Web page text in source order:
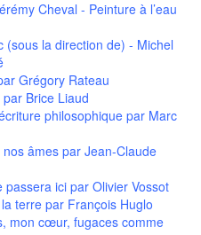
Cheval - Peinture à l’eau
(sous la direction de) - Michel
Grégory Rateau
par Brice Liaud
philosophiquepar Marc
âmes par Jean-Claude
passera ici par Olivier Vossot
terre par François Huglo
mon cœur, fugaces comme